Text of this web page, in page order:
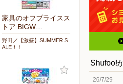
家具のオフプライスス
トア BIGW…
野田／【激盛】SUMMER S
ALE！！
Shufoo!
26/7/29